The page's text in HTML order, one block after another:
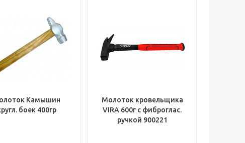
Камышин
боек 400гр
Молоток кровельщика
VIRA 600г с фиброглас.
ручкой 900221